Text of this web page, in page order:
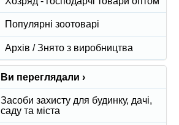
Популярні зоотоварі
Архів / Знято з виробництва
Ви переглядали ›
Засоби захисту для будинку, дачі,
саду та міста